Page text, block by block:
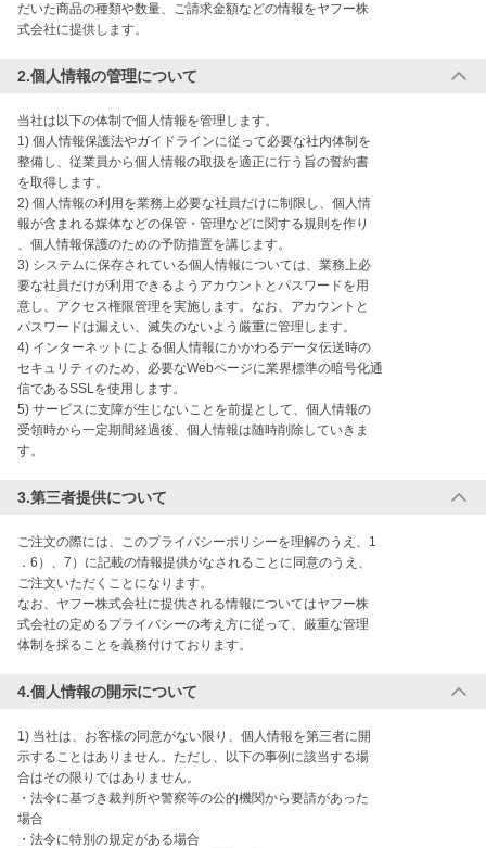
だいた商品の種類や数量、ご請求金額などの情報をヤフー株
式会社に提供します。
2.個人情報の管理について
当社は以下の体制で個人情報を管理します。
1) 個人情報保護法やガイドラインに従って必要な社内体制を
整備し、従業員から個人情報の取扱を適正に行う旨の誓約書
を取得します。
2) 個人情報の利用を業務上必要な社員だけに制限し、個人情
報が含まれる媒体などの保管・管理などに関する規則を作り
、個人情報保護のための予防措置を講じます。
3) システムに保存されている個人情報については、業務上必
要な社員だけが利用できるようアカウントとパスワードを用
意し、アクセス権限管理を実施します。なお、アカウントと
パスワードは漏えい、滅失のないよう厳重に管理します。
4) インターネットによる個人情報にかかわるデータ伝送時の
セキュリティのため、必要なWebページに業界標準の暗号化通
信であるSSLを使用します。
5) サービスに支障が生じないことを前提として、個人情報の
受領時から一定期間経過後、個人情報は随時削除していきま
す。
3.第三者提供について
ご注文の際には、このプライバシーポリシーを理解のうえ、1
．6）、7）に記載の情報提供がなされることに同意のうえ、
ご注文いただくことになります。
なお、ヤフー株式会社に提供される情報についてはヤフー株
式会社の定めるプライバシーの考え方に従って、厳重な管理
体制を採ることを義務付けております。
4.個人情報の開示について
1) 当社は、お客様の同意がない限り、個人情報を第三者に開
示することはありません。ただし、以下の事例に該当する場
合はその限りではありません。
・法令に基づき裁判所や警察等の公的機関から要請があった
場合
・法令に特別の規定がある場合